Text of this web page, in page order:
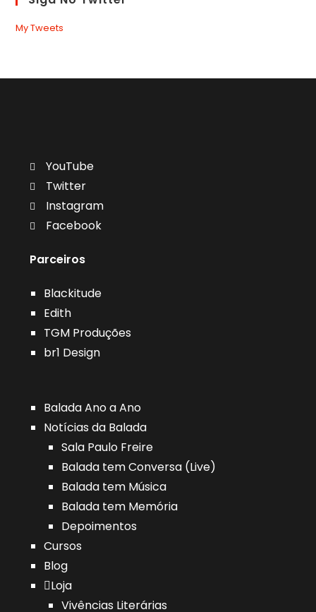
My Tweets
YouTube
Twitter
Instagram
Facebook
Parceiros
Blackitude
Edith
TGM Produções
br1 Design
Balada Ano a Ano
Notícias da Balada
Sala Paulo Freire
Balada tem Conversa (Live)
Balada tem Música
Balada tem Memória
Depoimentos
Cursos
Blog
Loja
Vivências Literárias